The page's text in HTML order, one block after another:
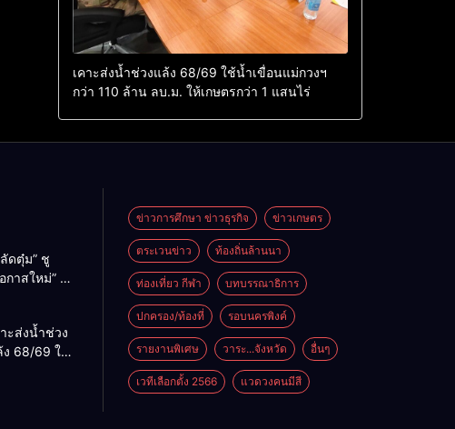
เคาะส่งน้ำช่วงแล้ง 68/69 ใช้น้ำเขื่อนแม่กวงฯ
กว่า 110 ล้าน ลบ.ม. ให้เกษตรกว่า 1 แสนไร่
ดตุ๋ม” ชู
กาสใหม่” นำ
ช่เล่น
เมือง
าะส่งน้ำช่วง
ง 68/69 ใช้
ข่าวการศึกษา ข่าวธุรกิจ ข่าวเกษตร
ตระเวนข่าว ท้องถิ่นล้านนา
ท่องเที่ยว กีฬา บทบรรณาธิการ
ปกครอง/ท้องที่ รอบนครพิงค์
รายงานพิเศษ วาระ...จังหวัด อื่นๆ
เวทีเลือกตั้ง 2566 แวดวงคนมีสี